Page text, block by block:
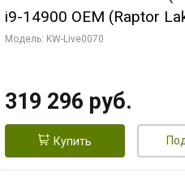
i9-14900 OEM (Raptor
C24 16EC/8PC// 64 ГБ
GDDR7 256bit/ 960 ГБ
Модель: KW-Live0070
319 296 руб.
Купить